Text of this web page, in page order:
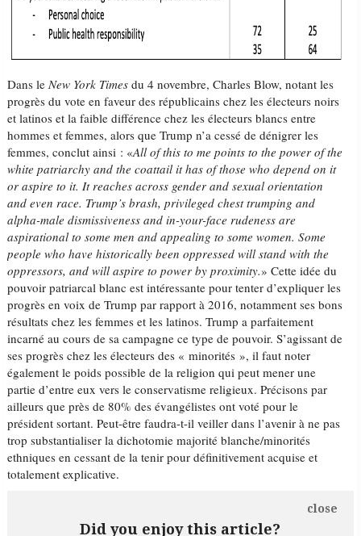
Dans leNew York Times du 4 novembre, Charles Blow, notant les
progrès du vote en faveur des républicains chez les électeurs noirs
et latinos et la faible différence chez les électeurs blancs entre
hommes et femmes, alors que Trump n’a cessé de dénigrer les
femmes, conclut ainsi : «All of this to me points to the power of the
white patriarchy and the coattail it has of those who depend on it
or aspire to it.It reaches across gender and sexual orientation
and even race. Trump’s brash, privileged chest trumping and
alpha-male dismissiveness and in-your-face rudeness are
aspirational to some men and appealing to some women. Some
people who have historically been oppressed will stand with the
oppressors, and will aspire to power by proximity.» Cette idée du
pouvoir patriarcal blanc est intéressante pour tenter d’expliquer les
progrès en voix de Trump par rapport à 2016, notamment ses bons
résultats chez les femmes et les latinos. Trump a parfaitement
incarné au cours de sa campagne ce type de pouvoir. S’agissant de
ses progrès chez les électeurs des « minorités », il faut noter
également le poids possible de la religion qui peut mener une
partie d’entre eux vers le conservatisme religieux. Précisons par
ailleurs que près de 80% des évangélistes ont voté pour le
président sortant. Peut-être faudra-t-il veiller dans l’avenir à ne pas
trop substantialiser la dichotomie majorité blanche/minorités
ethniques en cessant de la tenir pour définitivement acquise et
totalement explicative.
Did you enjoy this article?
close